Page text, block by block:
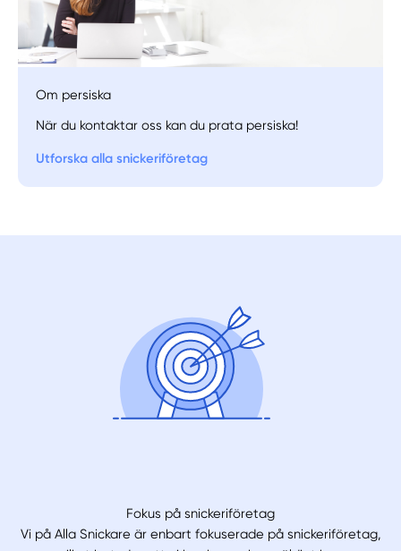
Manuellt Få hjälp
Om persiska
När du kontaktar oss kan du prata persiska!
Utforska alla snickeriföretag
Fokus på snickeriföretag
Vi på Alla Snickare är enbart fokuserade på snickeriföretag,